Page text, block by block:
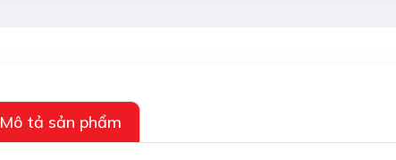
Mô tả sản phẩm